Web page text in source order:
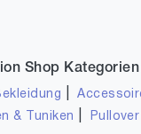
Shop Kategorien
|
& Tuniken